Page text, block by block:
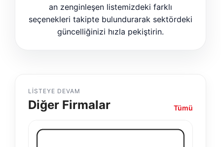
an zenginleşen listemizdeki farklı
seçenekleri takipte bulundurarak sektördeki
güncelliğinizi hızla pekiştirin.
LISTEYE DEVAM
Diğer Firmalar Tümü